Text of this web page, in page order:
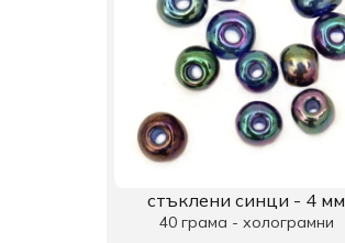
стъклени синци - 4 мм
40 грама - холограмни